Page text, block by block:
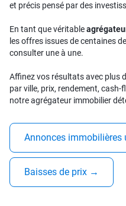
et précis pensé par des
En tant que véritable
les offres issues de centaines
consulter une à une.
Affinez vos résultats avec plus
par ville, prix, rendement,
notre agrégateur immobilier
Annonces immobilières
Baisses de prix →